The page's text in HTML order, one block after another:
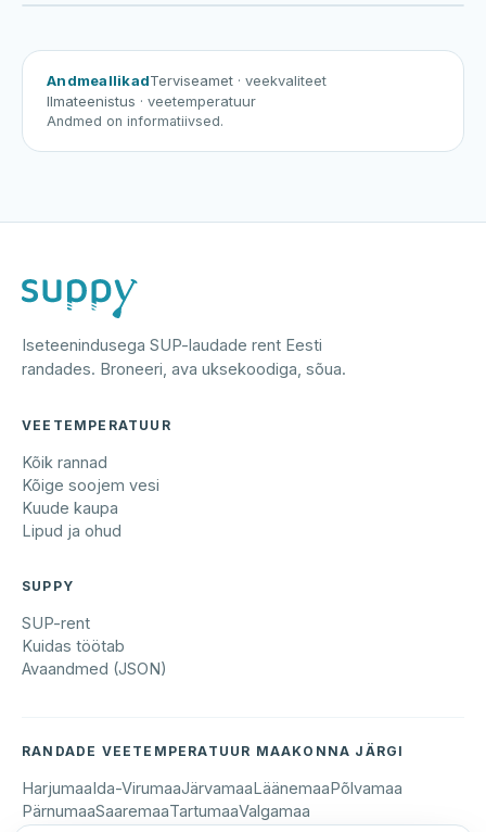
AndmeallikadTerviseamet · veekvaliteet
Ilmateenistus · veetemperatuur
Andmed on informatiivsed.
Iseteenindusega SUP-laudade rent Eesti
randades. Broneeri, ava uksekoodiga, sõua.
VEETEMPERATUUR
Kõik rannad
Kõige soojem vesi
Kuude kaupa
Lipud ja ohud
SUPPY
SUP-rent
Kuidas töötab
Avaandmed (JSON)
RANDADE VEETEMPERATUUR MAAKONNA JÄRGI
HarjumaaIda-VirumaaJärvamaaLäänemaaPõlvamaa
PärnumaaSaaremaaTartumaaValgamaa